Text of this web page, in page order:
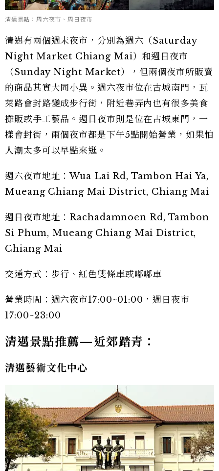
清邁景點：周六夜市、周日夜市
清邁有兩個週末夜市，分別為週六（Saturday
Night Market Chiang Mai）和週日夜市
（Sunday Night Market），但兩個夜市所販賣
的商品其實大同小異。週六夜市位在古城南門，瓦
萊路會封路變成步行街，附近巷弄內也有很多美食
攤販或手工藝品。週日夜市則是位在古城東門，一
樣會封街，兩個夜市都是下午5點開始營業，如果怕
人潮太多可以早點來逛。
週六夜市地址：Wua Lai Rd, Tambon Hai Ya,
Mueang Chiang Mai District, Chiang Mai
週日夜市地址：Rachadamnoen Rd, Tambon
Si Phum, Mueang Chiang Mai District,
Chiang Mai
交通方式：步行、紅色雙條車或嘟嘟車
營業時間：週六夜市17:00~01:00，週日夜市
17:00~23:00
清邁景點推薦—近郊踏青：
清邁藝術文化中心